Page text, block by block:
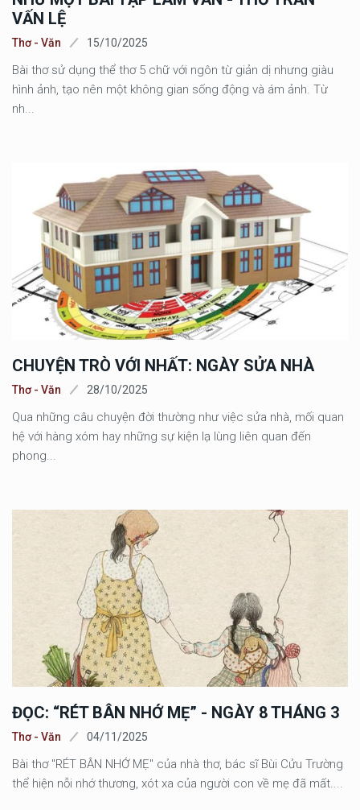
VẤN LỆ
Thơ - Văn 15/10/2025
Bài thơ sử dụng thể thơ 5 chữ với ngôn từ giản dị nhưng giàu
hình ảnh, tạo nên một không gian sống động và ám ảnh. Từ
nh...
CHUYỆN TRÒ VỚI NHẤT: NGÀY SỬA NHÀ
Thơ - Văn 28/10/2025
Qua những câu chuyện đời thường như việc sửa nhà, mối quan
hệ với hàng xóm hay những sự kiện lạ lùng liên quan đến
phong...
ĐỌC: “RÉT BÂN NHỚ MẸ” - NGÀY 8 THÁNG 3
Thơ - Văn 04/11/2025
Bài thơ "RÉT BÂN NHỚ MẸ" của nhà thơ, bác sĩ Bùi Cửu Trường
thể hiện nỗi nhớ thương, xót xa của người con về mẹ đã mất....